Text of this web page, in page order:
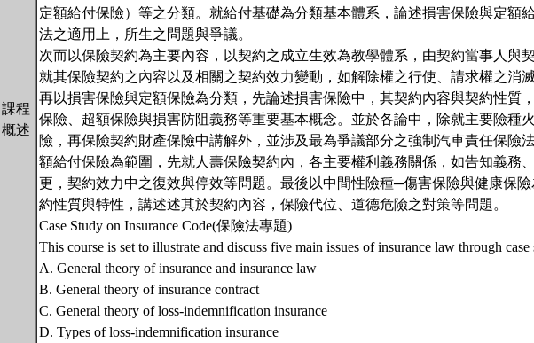
課程
概述
定額給付保險）等之分類。就給付基礎為分類基本體系，論述損害保險與定額
法之適用上，所生之問題與爭議。
次而以保險契約為主要內容，以契約之成立生效為教學體系，由契約當事人與
就其保險契約之內容以及相關之契約效力變動，如解除權之行使、請求權之消
再以損害保險與定額保險為分類，先論述損害保險中，其契約內容與契約性質
保險、超額保險與損害防阻義務等重要基本概念。並於各論中，除就主要險種
險，再保險契約財產保險中講解外，並涉及最為爭議部分之強制汽車責任保險
額給付保險為範圍，先就人壽保險契約內，各主要權利義務關係，如告知義務
更，契約效力中之復效與停效等問題。最後以中間性險種─傷害保險與健康保
約性質與特性，講述述其於契約內容，保險代位、道德危險之對策等問題。
Case Study on Insurance Code(保險法專題)
This course is set to illustrate and discuss five main issues of insurance law through case
A. General theory of insurance and insurance law
B. General theory of insurance contract
C. General theory of loss-indemnification insurance
D. Types of loss-indemnification insurance